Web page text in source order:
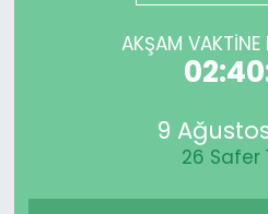
AKŞAM VAKTINE
9
26 Safer
Tüm Manşetler